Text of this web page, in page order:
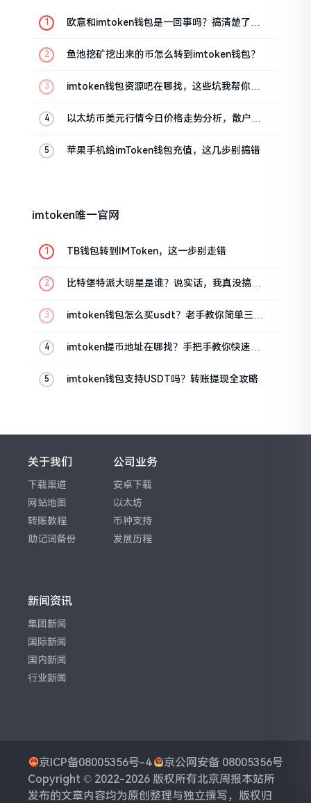
欧意和imtoken钱包是一回事吗？搞清楚了再
鱼池挖矿挖出来的币怎么转到imtoken钱包？
imtoken钱包资源吧在哪找，这些坑我帮你趟
以太坊币美元行情今日价格走势分析，散户如
苹果手机给imToken钱包充值，这几步别搞错
imtoken唯一官网
TB钱包转到IMToken，这一步别走错
比特堡特派大明星是谁？说实话，我真没搞明
imtoken钱包怎么买usdt？老手教你简单三步
imtoken提币地址在哪找？手把手教你快速查
imtoken钱包支持USDT吗？转账提现全攻略
关于我们
下载渠道
网站地图
转账教程
助记词备份
公司业务
安卓下载
以太坊
币种支持
发展历程
新闻资讯
集团新闻
国际新闻
国内新闻
行业新闻
京ICP备08005356号-4
京公网安备 08005356号
Copyright © 2022-2026 版权所有北京周报本站所
发布的文章内容均为原创整理与独立撰写，版权归